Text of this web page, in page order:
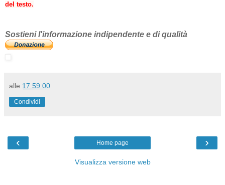
del testo.
Sostieni l'informazione indipendente e di qualità
alle 17:59:00
Condividi
‹ ›
Home page
Visualizza versione web